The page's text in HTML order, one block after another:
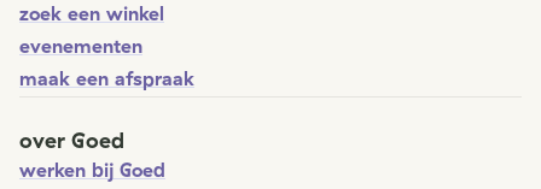
zoek een winkel
evenementen
maak een afspraak
over Goed
werken bij Goed